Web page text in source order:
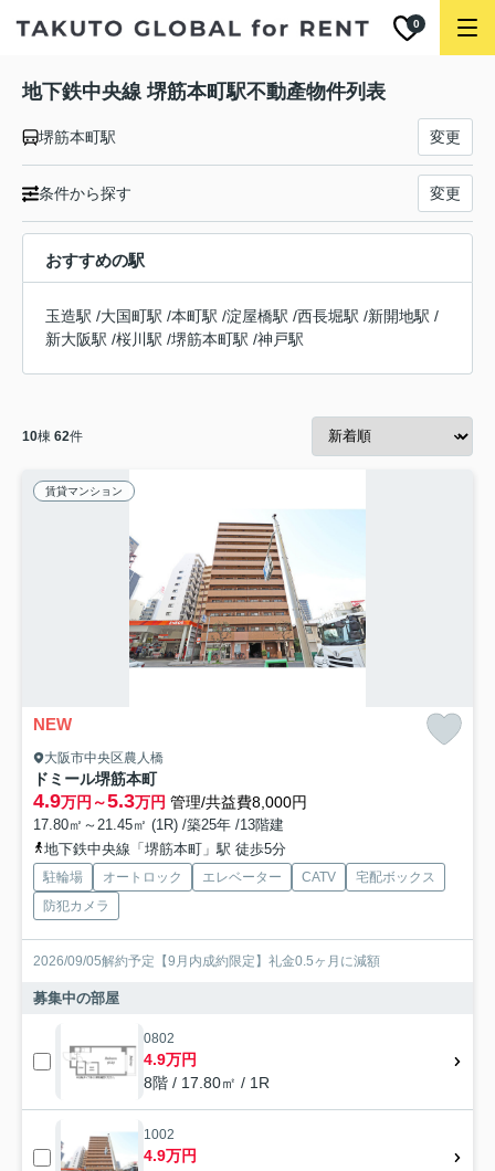
0
地下鉄中央線 堺筋本町駅不動產物件列表
堺筋本町駅 変更
条件から探す 変更
おすすめの駅
玉造駅 /大国町駅 /本町駅 /淀屋橋駅 /西長堀駅 /新開地駅 /
新大阪駅 /桜川駅 /堺筋本町駅 /神戸駅
10棟 62件
賃貸マンション
NEW
大阪市中央区農人橋
ドミール堺筋本町
4.9万円～5.3万円 管理/共益費8,000円
17.80㎡～21.45㎡ (1R) /築25年 /13階建
地下鉄中央線「堺筋本町」駅 徒歩5分
駐輪場 オートロック エレベーター CATV
宅配ボックス
防犯カメラ
2026/09/05解約予定【9月内成約限定】礼金0.5ヶ月に減額
募集中の部屋
0802
4.9万円
8階 / 17.80㎡ / 1R
1002
4.9万円